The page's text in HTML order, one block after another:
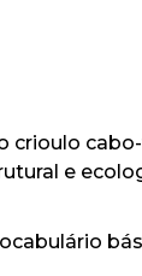
crioulo
e